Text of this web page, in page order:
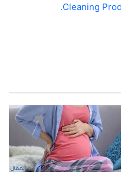
Cleaning